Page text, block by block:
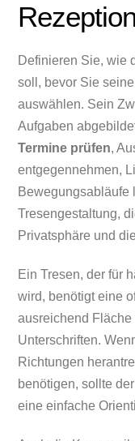
Definieren Sie, wie
soll, bevor Sie
auswählen. Sein
Aufgaben
Termine prüfen,
entgegennehmen,
Bewegungsabläufe
Tresengestaltung,
Privatsphäre und
Ein Tresen, der für
wird, benötigt eine
ausreichend Fläche
Unterschriften.
Richtungen
benötigen, sollte
eine einfache